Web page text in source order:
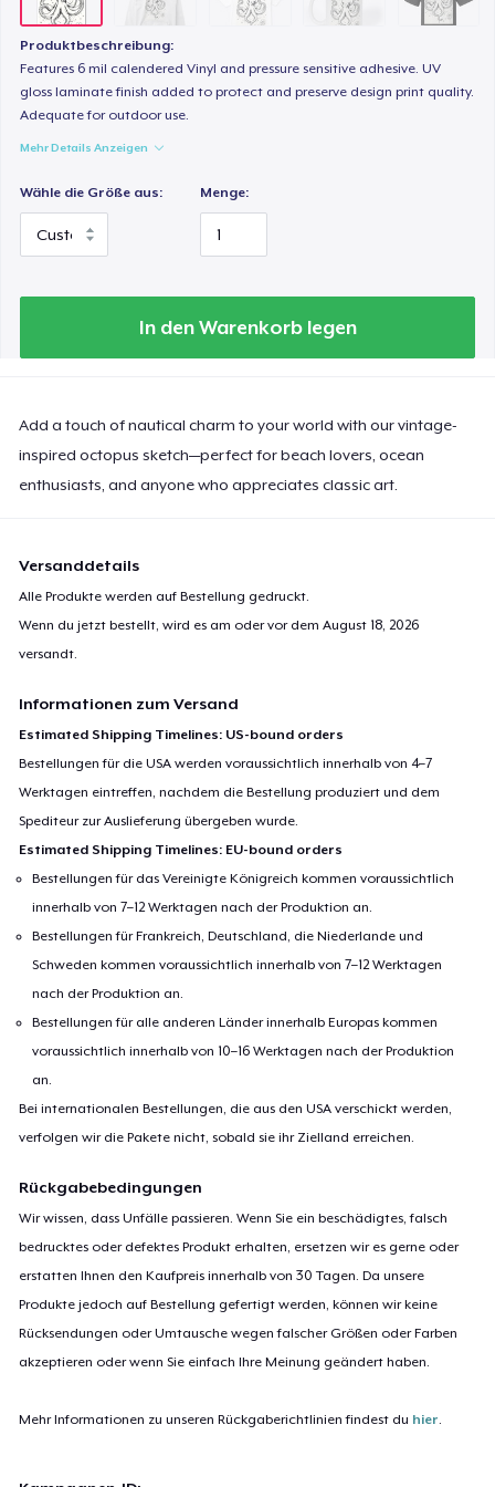
Produktbeschreibung:
Features 6 mil calendered Vinyl and pressure sensitive adhesive. UV
gloss laminate finish added to protect and preserve design print quality.
Adequate for outdoor use.
Mehr Details Anzeigen
Wähle die Größe aus: Menge:
In den Warenkorb legen
Add a touch of nautical charm to your world with our vintage-
inspired octopus sketch—perfect for beach lovers, ocean
enthusiasts, and anyone who appreciates classic art.
Versanddetails
Alle Produkte werden auf Bestellung gedruckt.
Wenn du jetzt bestellt, wird es am oder vor demAugust 18, 2026
versandt.
Informationen zum Versand
Estimated Shipping Timelines: US-bound orders
Bestellungen für die USA werden voraussichtlich innerhalb von 4–7
Werktagen eintreffen, nachdem die Bestellung produziert und dem
Spediteur zur Auslieferung übergeben wurde.
Estimated Shipping Timelines: EU-bound orders
Bestellungen für das Vereinigte Königreich kommen voraussichtlich
innerhalb von 7–12 Werktagen nach der Produktion an.
Bestellungen für Frankreich, Deutschland, die Niederlande und
Schweden kommen voraussichtlich innerhalb von 7–12 Werktagen
nach der Produktion an.
Bestellungen für alle anderen Länder innerhalb Europas kommen
voraussichtlich innerhalb von 10–16 Werktagen nach der Produktion
an.
Bei internationalen Bestellungen, die aus den USA verschickt werden,
verfolgen wir die Pakete nicht, sobald sie ihr Zielland erreichen.
Rückgabebedingungen
Wir wissen, dass Unfälle passieren. Wenn Sie ein beschädigtes, falsch
bedrucktes oder defektes Produkt erhalten, ersetzen wir es gerne oder
erstatten Ihnen den Kaufpreis innerhalb von 30 Tagen. Da unsere
Produkte jedoch auf Bestellung gefertigt werden, können wir keine
Rücksendungen oder Umtausche wegen falscher Größen oder Farben
akzeptieren oder wenn Sie einfach Ihre Meinung geändert haben.
Mehr Informationen zu unseren Rückgaberichtlinien findest du hier.